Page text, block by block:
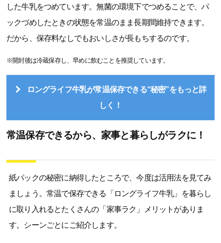
した牛乳をつめています。無菌の環境下でつめることで、パ
ックづめしたときの状態を常温のまま長期間維持できます。
だから、保存料なしでもおいしさが長もちするのです。
※開封後は冷蔵保存し、早めに飲むことを推奨しています。
ロングライフ牛乳が常温保存できる“秘密”をもっと詳
しく！
常温保存できるから、家事と暮らしがラクに！
紙パックの秘密に納得したところで、今度は活用法を見てみ
ましょう。常温で保存できる「ロングライフ牛乳」を暮らし
に取り入れるとたくさんの「家事ラク」メリットがありま
す。シーンごとにご紹介します。